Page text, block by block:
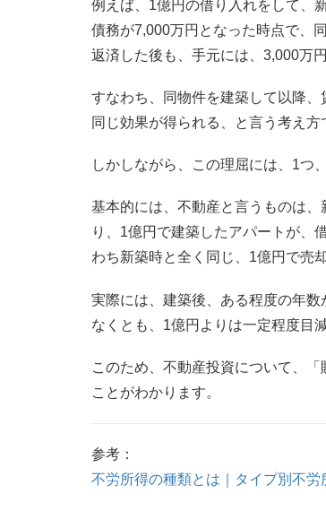
例えば、1億円の借り入れをして、
債務が7,000万円となった時点で、
返済した後も、手元には、3,000万
すなわち、同物件を建築して以降、
同じ効果が得られる、と言う考え方
しかしながら、この理屈には、1つ
基本的には、不動産と言うものは
り、1億円で建築したアパートが、
わち新築時と全く同じ、1億円で売
実際には、建築後、ある程度の年
なくとも、1億円よりは一定程度目
このため、不動産投資について、
ことがわかります。
参考：
不労所得の種類とは｜タイプ別不